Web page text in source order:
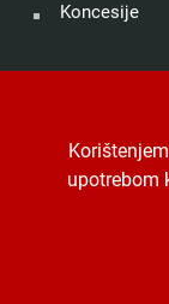
Koncesije
Digitalna
upotrebom